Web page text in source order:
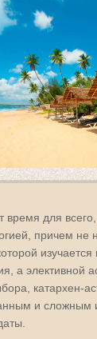
время для
причем не
а элективной
катархен-
и сложным